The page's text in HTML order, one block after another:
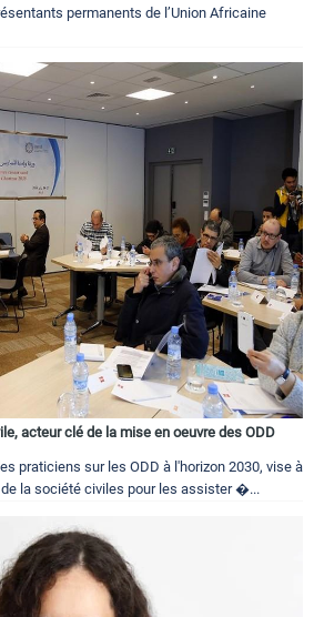
permanents de l’Union Africaine
acteur clé de la mise en oeuvre des ODD
praticiens sur les ODD à l'horizon 2030, vise à
la société civiles pour les assister �...